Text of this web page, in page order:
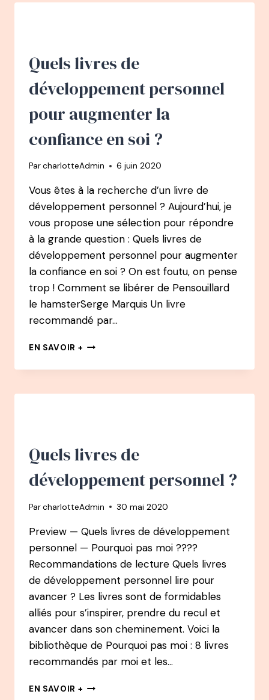
PERSONNEL
Quels livres de
développement personnel
pour augmenter la
confiance en soi ?
ParcharlotteAdmin 6 juin 2020
Vous êtes à la recherche d’un livre de
développement personnel ? Aujourd’hui, je
vous propose une sélection pour répondre
à la grande question : Quels livres de
développement personnel pour augmenter
la confiance en soi ? On est foutu, on pense
trop ! Comment se libérer de Pensouillard
le hamsterSerge Marquis Un livre
recommandé par…
EN SAVOIR + QUELS
DE
PERSONNEL
EN
?
Quels livres de
développement personnel ?
ParcharlotteAdmin 30 mai 2020
Preview — Quels livres de développement
personnel — Pourquoi pas moi ????
Recommandations de lecture Quels livres
de développement personnel lire pour
avancer ? Les livres sont de formidables
alliés pour s’inspirer, prendre du recul et
avancer dans son cheminement. Voici la
bibliothèque de Pourquoi pas moi : 8 livres
recommandés par moi et les…
EN SAVOIR + QUELS